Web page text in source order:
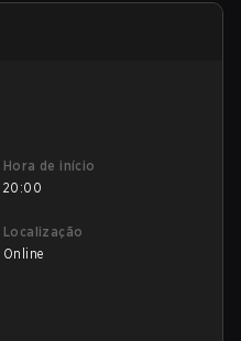
Hora de início
20:00
Localização
Online